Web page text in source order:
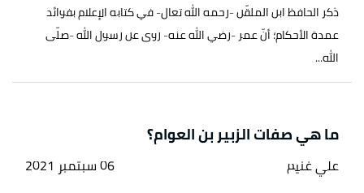
ذكر الحافظ ابن الملقّن -رحمه الله تعال- في كتابه الإعلام بفوائد
عمدة الأحكام؛ أنّ عمر -رضي الله عنه- روى عن رسول الله -صلّى
الله...
ما هي صفات الزبير بن العوام؟
علي غنيم 06 سبتمبر 2021